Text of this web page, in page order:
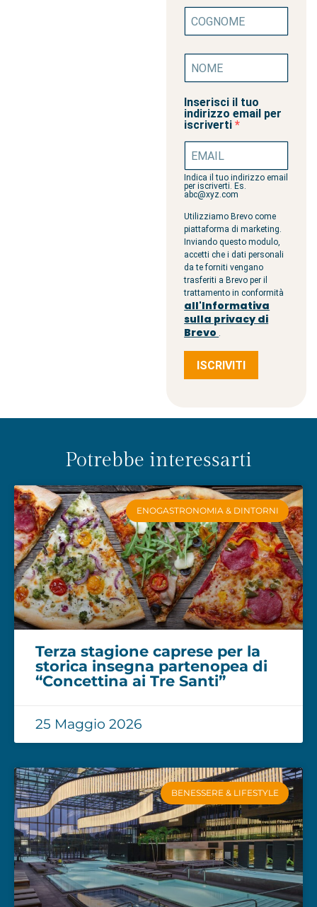
Inserisci il tuo
indirizzo email per
iscriverti
Indica il tuo indirizzo email
per iscriverti. Es.
abc@xyz.com
Utilizziamo Brevo come
piattaforma di marketing.
Inviando questo modulo,
accetti che i dati personali
da te forniti vengano
trasferiti a Brevo per il
trattamento in conformità
all'Informativa
sulla privacy di
Brevo .
ISCRIVITI
Potrebbe interessarti
ENOGASTRONOMIA & DINTORNI
Terza stagione caprese per la
storica insegna partenopea di
“Concettina ai Tre Santi”
25 Maggio 2026
BENESSERE & LIFESTYLE